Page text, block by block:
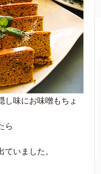
し味にお味噌もちょ
ら
いました。